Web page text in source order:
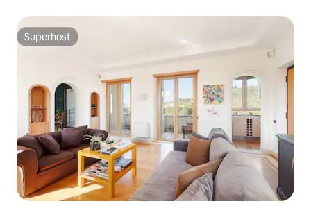
Superhost
Superhost